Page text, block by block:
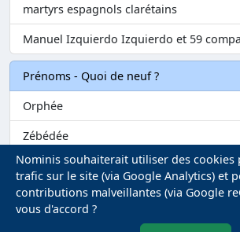
martyrs espagnols clarétains
Manuel Izquierdo Izquierdo et 59
Prénoms - Quoi de neuf ?
Orphée
Zébédée
Melvil
Matilin
Nominis souhaiterait utiliser des cookies
trafic sur le site (via Google Analytics) et
contributions malveillantes (via Google
vous d'accord ?